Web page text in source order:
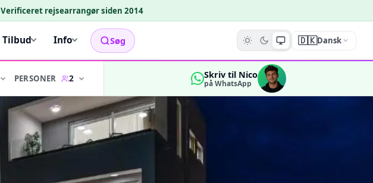
Verificeret rejsearrangør siden 2014
Tilbud Info Søg 🇩🇰Dansk
PERSONER 2 Skriv til Nico
på WhatsApp